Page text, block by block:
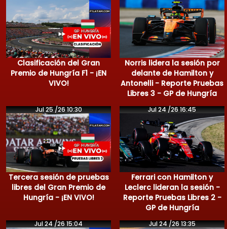
Clasificación del Gran
Premio de Hungría F1 - ¡EN
VIVO!
Norris lidera la sesión por
delante de Hamilton y
Antonelli - Reporte Pruebas
Libres 3 - GP de Hungría
Jul 25 /26 10:30
Tercera sesión de pruebas
libres del Gran Premio de
Hungría - ¡EN VIVO!
Jul 24 /26 16:45
Ferrari con Hamilton y
Leclerc lideran la sesión -
Reporte Pruebas Libres 2 -
GP de Hungría
Jul 24 /26 15:04 Jul 24 /26 13:35